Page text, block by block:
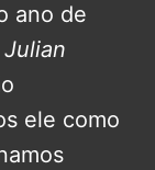
ano de
Julian
ele como